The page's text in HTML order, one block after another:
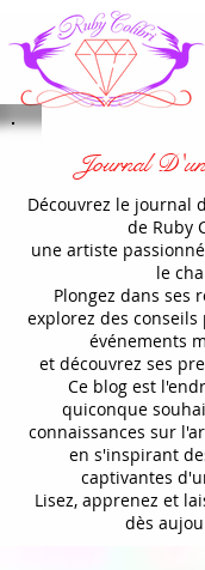
Journal
Découvrez le journal
de Ruby
une artiste
le
Plongez dans ses
explorez des
événements
et découvrez ses
Ce blog est
quiconque
connaissances sur
en s'inspirant
captivantes
Lisez, apprenez et
dès